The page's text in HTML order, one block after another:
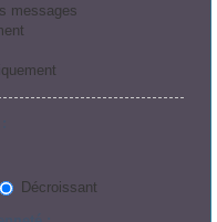
messages
Décroissant